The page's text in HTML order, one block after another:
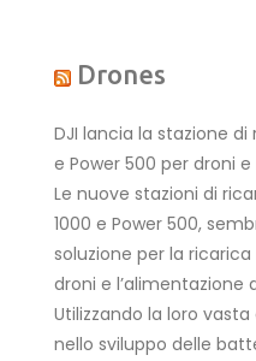
Drones
DJI lancia la stazione
e Power 500 per droni
Le nuove stazioni di
1000 e Power 500,
soluzione per la
droni e l’alimentazione
Utilizzando la loro
nello sviluppo delle